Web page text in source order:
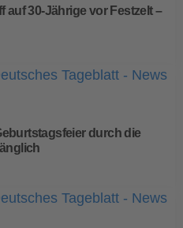
auf 30-Jährige vor Festzelt –
durch die